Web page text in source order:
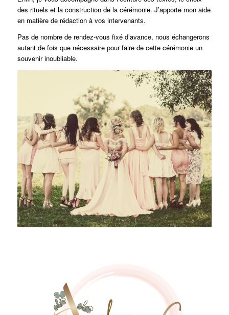
des rituels et la construction de la cérémonie. J’apporte mon aide
en matière de rédaction à vos intervenants.
Pas de nombre de rendez-vous fixé d’avance, nous échangerons
autant de fois que nécessaire pour faire de cette cérémonie un
souvenir inoubliable.